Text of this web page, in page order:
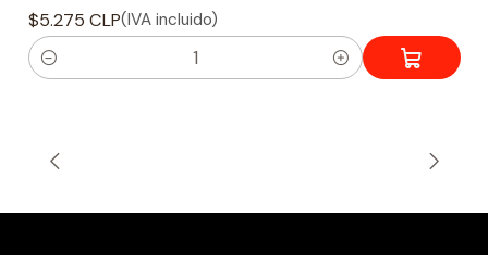
$5.275 CLP(IVA incluido)
C